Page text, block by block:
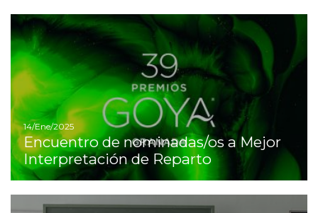
14/Ene/2025
Encuentro de nominadas/os a Mejor
Interpretación de Reparto